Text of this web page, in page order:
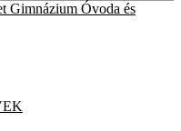
Gimnázium Óvoda és